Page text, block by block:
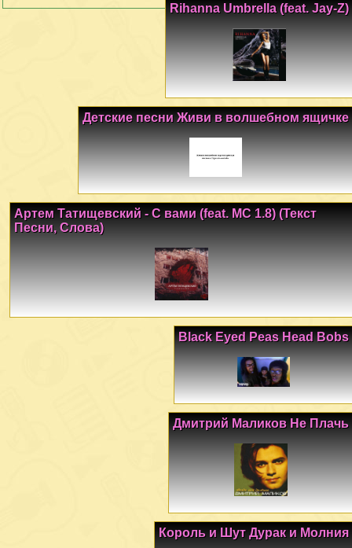
Rihanna Umbrella (feat. Jay-Z)
Детские песни Живи в волшебном ящичке
Артем Татищевский - С вами (feat. МС 1.8) (Текст
Песни, Слова)
Black Eyed Peas Head Bobs
Дмитрий Маликов Не Плачь
Король и Шут Дурак и Молния